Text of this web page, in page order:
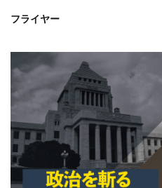
フライヤー